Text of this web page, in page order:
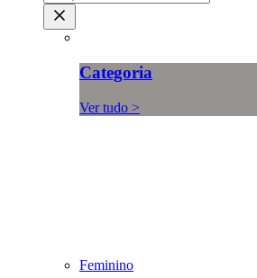
Categoria
Ver tudo >
Feminino